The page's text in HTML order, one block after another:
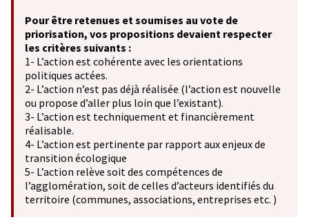
Pour être retenues et soumises au vote de
priorisation, vos propositions devaient respecter
les critères suivants :
1- L’action est cohérente avec les orientations
politiques actées.
2- L’action n’est pas déjà réalisée (l’action est nouvelle
ou propose d’aller plus loin que l’existant).
3- L’action est techniquement et financièrement
réalisable.
4- L’action est pertinente par rapport aux enjeux de
transition écologique
5- L’action relève soit des compétences de
l’agglomération, soit de celles d’acteurs identifiés du
territoire (communes, associations, entreprises etc. )